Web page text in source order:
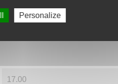
17.00
Personalize